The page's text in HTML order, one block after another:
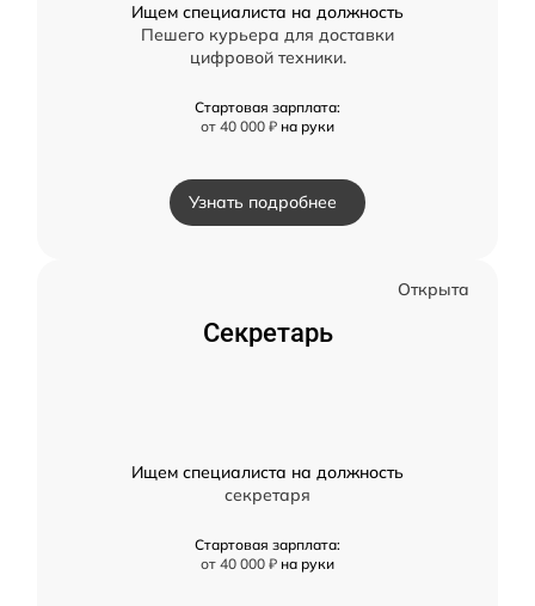
Ищем специалиста на должность
Пешего курьера для доставки
цифровой техники.
Стартовая зарплата:
от 40 000 ₽ на руки
Узнать подробнее
Открыта
Секретарь
Ищем специалиста на должность
секретаря
Стартовая зарплата:
от 40 000 ₽ на руки